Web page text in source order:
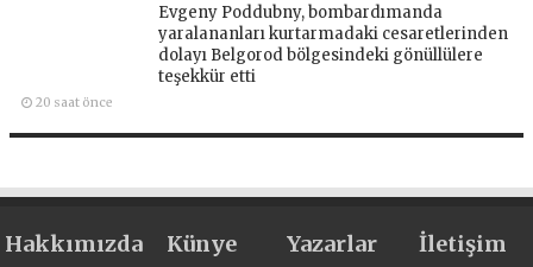
Evgeny Poddubny, bombardımanda
yaralananları kurtarmadaki cesaretlerinden
dolayı Belgorod bölgesindeki gönüllülere
teşekkür etti
20 saat önce
Hakkımızda Künye Yazarlar İletişim